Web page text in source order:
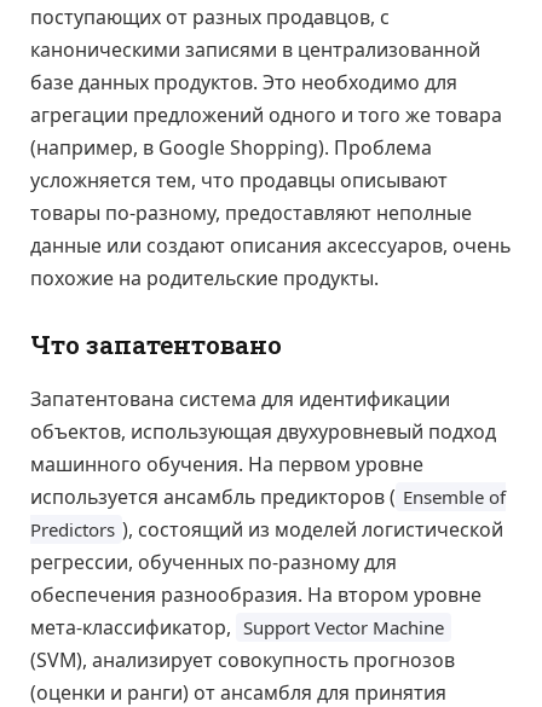
поступающих от разных продавцов, с
каноническими записями в централизованной
базе данных продуктов. Это необходимо для
агрегации предложений одного и того же товара
(например, в Google Shopping). Проблема
усложняется тем, что продавцы описывают
товары по-разному, предоставляют неполные
данные или создают описания аксессуаров, очень
похожие на родительские продукты.
Что запатентовано
Запатентована система для идентификации
объектов, использующая двухуровневый подход
машинного обучения. На первом уровне
используется ансамбль предикторов ( Ensemble of
Predictors ), состоящий из моделей логистической
регрессии, обученных по-разному для
обеспечения разнообразия. На втором уровне
мета-классификатор, Support Vector Machine
(SVM), анализирует совокупность прогнозов
(оценки и ранги) от ансамбля для принятия